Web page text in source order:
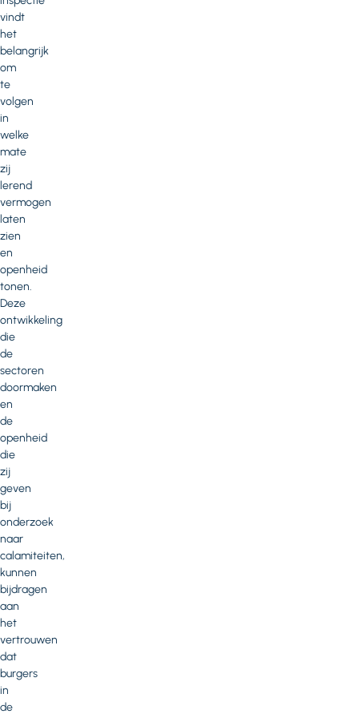
vindt
het
belangrijk
om
te
volgen
in
welke
mate
zij
lerend
vermogen
laten
zien
en
openheid
tonen.
Deze
ontwikkeling
die
de
sectoren
doormaken
en
de
openheid
die
zij
geven
bij
onderzoek
naar
calamiteiten,
kunnen
bijdragen
aan
het
vertrouwen
dat
burgers
in
de